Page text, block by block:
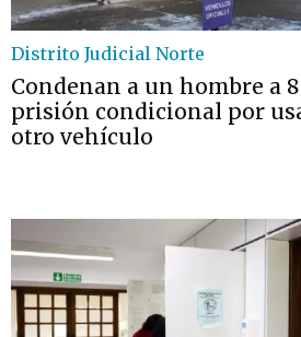
Distrito Judicial Norte
Condenan a un hombre a
prisión condicional por
otro vehículo